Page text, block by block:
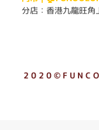
分店： 香港九龍旺角
2 0 2 0 © F U N C